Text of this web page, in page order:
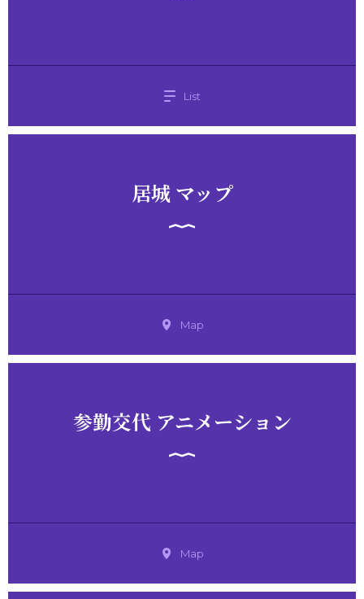
List
居城 マップ
Map
参勤交代 アニメーション
Map